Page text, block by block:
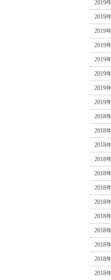
2019
2019
2019
2019
2019
2019
2019
2019
2018
2018
2018
2018
2018
2018
2018
2018
2018
2018
2018
2018